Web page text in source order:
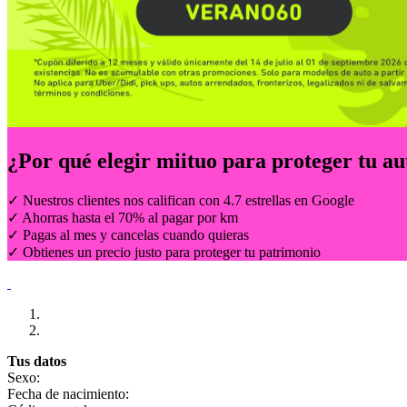
¿Por qué elegir miituo para proteger tu
✓ Nuestros clientes nos califican con 4.7 estrellas en Google
✓ Ahorras hasta el 70% al pagar por km
✓ Pagas al mes y cancelas cuando quieras
✓ Obtienes un precio justo para proteger tu patrimonio
Tus datos
Sexo:
Fecha de nacimiento: